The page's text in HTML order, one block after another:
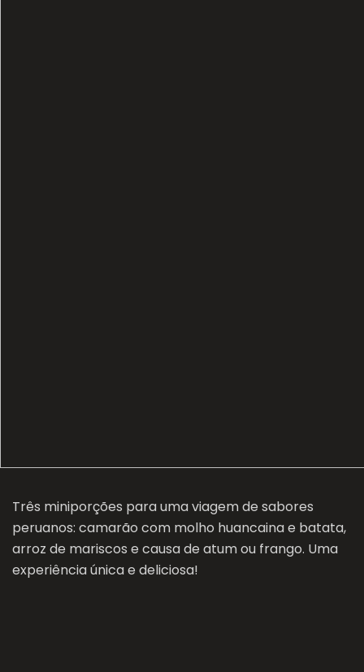
Três miniporções para uma viagem de sabores
peruanos: camarão com molho huancaina e batata,
arroz de mariscos e causa de atum ou frango. Uma
experiência única e deliciosa!